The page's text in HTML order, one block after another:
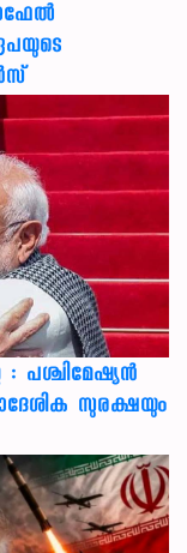
പശ്ചിമേഷ്യൻ
സുരക്ഷയും